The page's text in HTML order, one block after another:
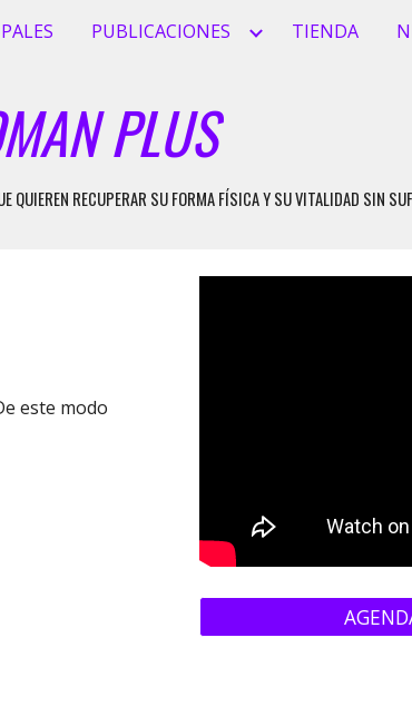
Skip to navigation
PUBLICACIONES TIENDA
PLUS
QUIEREN RECUPERAR SU FORMA FÍSICA Y SU VITALIDAD SIN
este modo